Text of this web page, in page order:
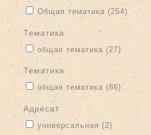
Apply Общая тематика filter
Общая тематика (254)
тематика
Apply общая тематика filter
общая тематика (27)
Тематика
Apply общая тематика filter
общая тематика (86) Apply
адресат
Apply универсальная filter
универсальная (2) Apply